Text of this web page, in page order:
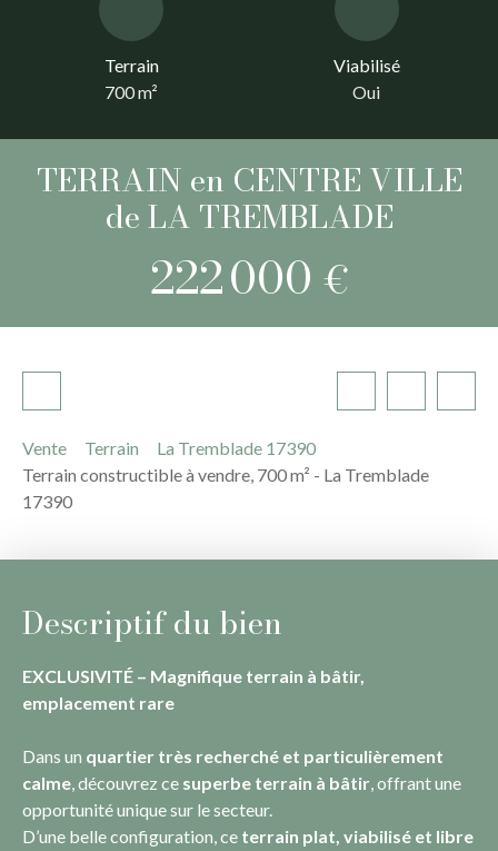
Terrain
700m²
Viabilisé
Oui
TERRAIN en CENTRE VILLE
de LA TREMBLADE
222 000 €
Vente Terrain
La Tremblade 17390
Terrain constructible à vendre, 700 m² - La Tremblade
17390
Descriptif du bien
EXCLUSIVITÉ – Magnifique terrain à bâtir,
emplacement rare
Dans un quartier très recherché et particulièrement
calme, découvrez ce superbe terrain à bâtir, offrant une
opportunité unique sur le secteur.
D’une belle configuration, ce terrain plat, viabilisé et libre